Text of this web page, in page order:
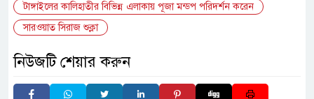
টাঙ্গাইলের কালিহাতীর বিভিন্ন এলাকায় পূজা মন্ডপ পরিদর্শন করেন
সারওয়াত সিরাজ শুক্লা
নিউজটি শেয়ার করুন